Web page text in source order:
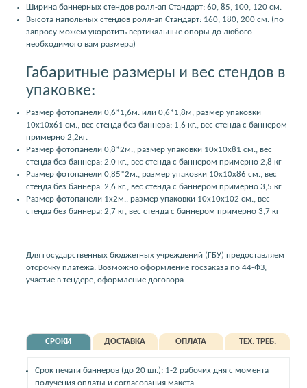
Ширина баннерных стендов ролл-ап Стандарт: 60, 85, 100, 120 см.
Высота напольных стендов ролл-ап Стандарт: 160, 180, 200 см. (по
запросу можем укоротить вертикальные опоры до любого
необходимого вам размера)
Габаритные размеры и вес стендов в
упаковке:
Размер фотопанели 0,6*1,6м. или 0,6*1,8м, размер упаковки
10x10x61 см., вес стенда без баннера: 1,6 кг., вес стенда с баннером
примерно 2,2кг.
Размер фотопанели 0,8*2м., размер упаковки 10x10x81 см., вес
стенда без баннера: 2,0 кг., вес стенда с баннером примерно 2,8 кг
Размер фотопанели 0,85*2м., размер упаковки 10x10x86 см., вес
стенда без баннера: 2,6 кг., вес стенда с баннером примерно 3,5 кг
Размер фотопанели 1x2м., размер упаковки 10x10x102 см., вес
стенда без баннера: 2,7 кг, вес стенда с баннером примерно 3,7 кг
Для государственных бюджетных учреждений (ГБУ) предоставляем
отсрочку платежа. Возможно оформление госзаказа по 44-ФЗ,
участие в тендере, оформление договора
СРОКИ ДОСТАВКА ОПЛАТА ТЕХ. ТРЕБ.
Срок печати баннеров (до 20 шт.): 1-2 рабочих дня с момента
получения оплаты и согласования макета